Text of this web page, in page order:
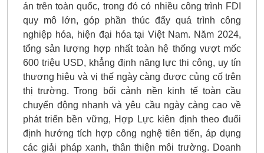
án trên toàn quốc, trong đó có nhiều công trình FDI
quy mô lớn, góp phần thúc đẩy quá trình công
nghiệp hóa, hiện đại hóa tại Việt Nam. Năm 2024,
tổng sản lượng hợp nhất toàn hệ thống vượt mốc
600 triệu USD, khẳng định năng lực thi công, uy tín
thương hiệu và vị thế ngày càng được củng cố trên
thị trường. Trong bối cảnh nền kinh tế toàn cầu
chuyển động nhanh và yêu cầu ngày càng cao về
phát triển bền vững, Hợp Lực kiên định theo đuổi
định hướng tích hợp công nghệ tiên tiến, áp dụng
các giải pháp xanh, thân thiện môi trường. Doanh